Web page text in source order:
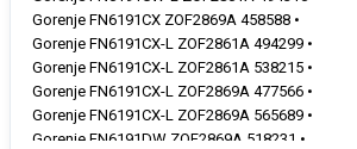
Gorenje FN6191CX ZOF2869A 458588 •
Gorenje FN6191CX-L ZOF2861A 494299 •
Gorenje FN6191CX-L ZOF2861A 538215 •
Gorenje FN6191CX-L ZOF2869A 477566 •
Gorenje FN6191CX-L ZOF2869A 565689 •
Gorenje FN6191DW ZOF2869A 518231 •